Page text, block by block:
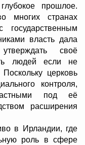
прошлое.
многих странах
власть дала
своё
людей если не
церковь
контроля,
под её
расширения
в Ирландии, где
роль в сфере